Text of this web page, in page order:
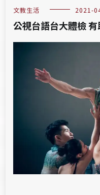
文教生活 2021-
公視台語台大體檢